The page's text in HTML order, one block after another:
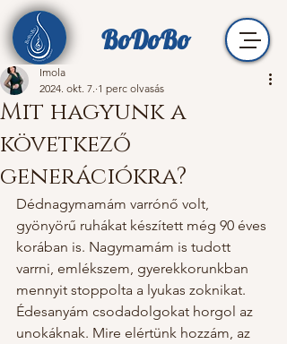
BoDoBo
Mit hagyunk a
következő
generációkra?
Imola
2024. okt. 7. 1 perc olvasás
Dédnagymamám varrónő volt,
gyönyörű ruhákat készített még 90 éves
korában is. Nagymamám is tudott
varrni, emlékszem, gyerekkorunkban
mennyit stoppolta a lyukas zoknikat.
Édesanyám csodadolgokat horgol az
unokáknak. Mire elértünk hozzám, az